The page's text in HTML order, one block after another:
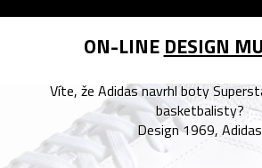
ON-LINE DESIGN
Víte, že Adidas navrhl boty
basketbalisty?
Design 1969, Adidas